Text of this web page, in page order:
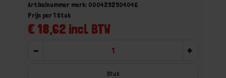
Artikelnummer merk: 0004252504046
€ 18,62 incl. BTW
Prijs per 1 Stuk
- +
Stuk